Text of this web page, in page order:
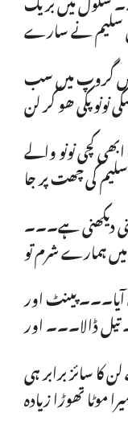
سلیم نے سارے
اس گروپ میں سب
نونو پکی ھو کر لن
کچی نونو والے
کی چھت پر جا
دیکھنی ہے۔۔۔
ہمارے شرم تو
پینٹ اور
تیل ڈالا۔۔۔ اور
سائز برابر ہی
موٹا تھوڑا زیادہ